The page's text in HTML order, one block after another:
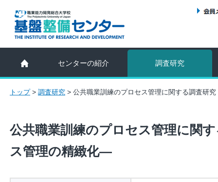
センターの紹介 調査研究
トップ> 調査研究 > 公共職業訓練のプロセス管理に関する調査
公共職業訓練のプロセス管理に関
ス管理の精緻化―